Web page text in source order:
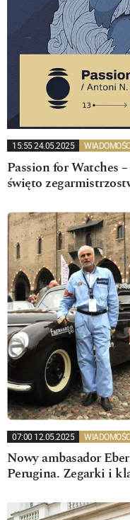
15:55 24.05.2025
Passion for Watches
święto
07:00 12.05.2025
Nowy ambasador
Perugina. Zegarki i